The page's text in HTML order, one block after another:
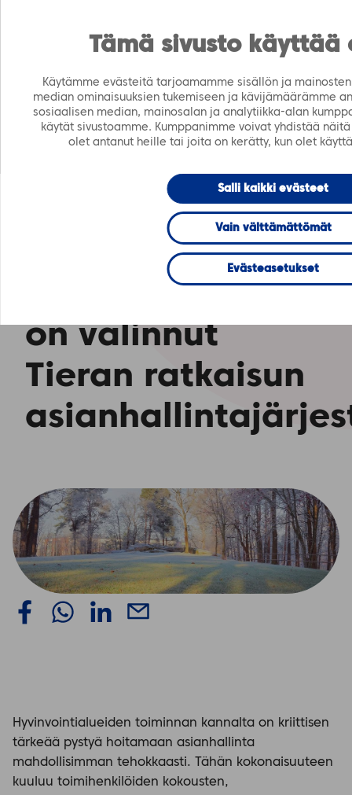
Tämä sivusto käyttää
Käytämme evästeitä tarjoamamme sisällön ja
median ominaisuuksien tukemiseen ja kävijämäärämme
sosiaalisen median, mainosalan ja analytiikka-alan
käytät sivustoamme. Kumppanimme voivat yhdistää
olet antanut heille tai joita on kerätty, kun olet
Salli kaikki evästeet
Vain välttämättömät
Evästeasetukset
https://tiera.fi/name FI SV
Etusivu Ajankohtaista › Tiedotteet ›Vantaan ja
Keravan hyvinvointialue on valinnut Tieran ratkaisun
asianhallintajärjestelmäkseen
Vantaan ja
hyvinvointialue
on valinnut
Tieran ratkaisun
Hyvinvointialueiden toiminnan kannalta on kriittisen
tärkeää pystyä hoitamaan asianhallinta
mahdollisimman tehokkaasti. Tähän kokonaisuuteen
kuuluu toimihenkilöiden kokousten,